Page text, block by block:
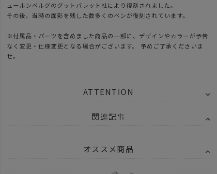
ュールンベルグのグットバレット社により復刻されました。
その後、当時の面影を残した数多くのペンが復刻されています。
※付属品・パーツを含めました商品の一部に、デザインやカラーが予告
なく変更・仕様変更となる場合がございます。 予めご了承くださいま
せ。
ATTENTION
関連記事
オススメ商品